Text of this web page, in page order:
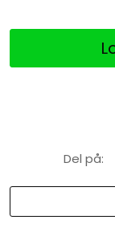
Del på: